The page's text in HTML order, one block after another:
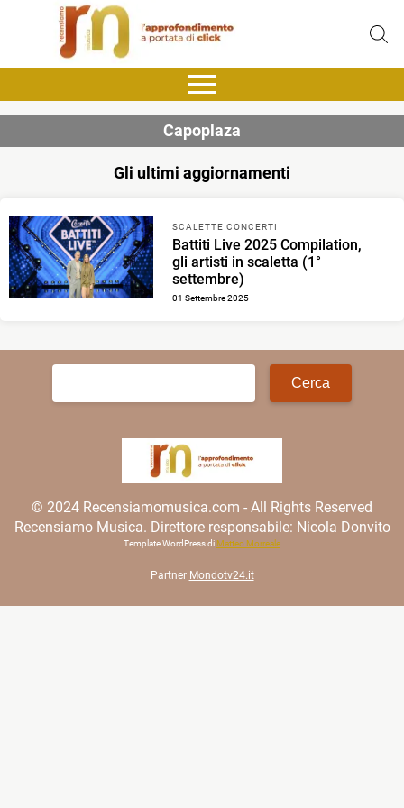
Capoplaza
Gli ultimi aggiornamenti
SCALETTE CONCERTI
Battiti Live 2025 Compilation,
gli artisti in scaletta (1°
settembre)
01 Settembre 2025
Ricerca
© 2024 Recensiamomusica.com - All Rights Reserved
Recensiamo Musica. Direttore responsabile: Nicola Donvito
Template WordPress di Matteo Morreale
Partner Mondotv24.it